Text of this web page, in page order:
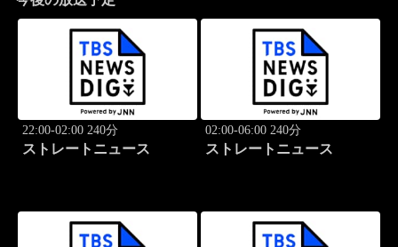
22:00-02:00 240分
ストレートニュース
02:00-06:00 240分
ストレートニュース